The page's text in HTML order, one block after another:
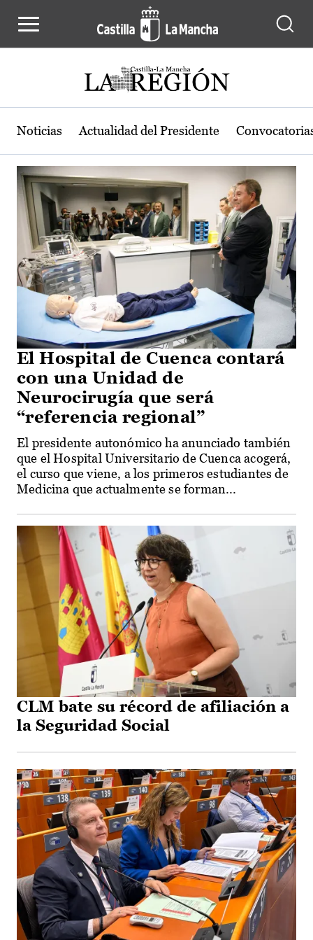
Actualidad de la región de Castilla-
Noticias Actualidad del Presidente
El Hospital de Cuenca contará
con una Unidad de
Neurocirugía que será
“referencia regional”
El presidente autonómico ha anunciado también
que el Hospital Universitario de Cuenca acogerá,
el curso que viene, a los primeros estudiantes de
Medicina que actualmente se forman...
CLM bate su récord de afiliación a
la Seguridad Social